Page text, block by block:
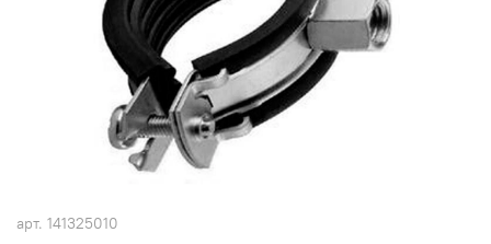
арт. 141325010